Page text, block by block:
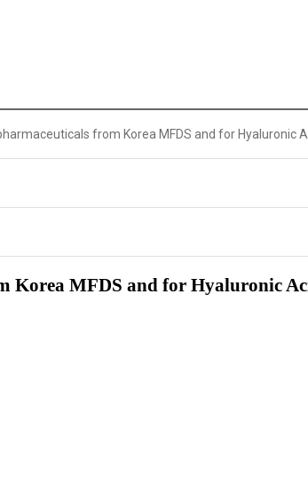
from Korea MFDS and for Hyaluronic A